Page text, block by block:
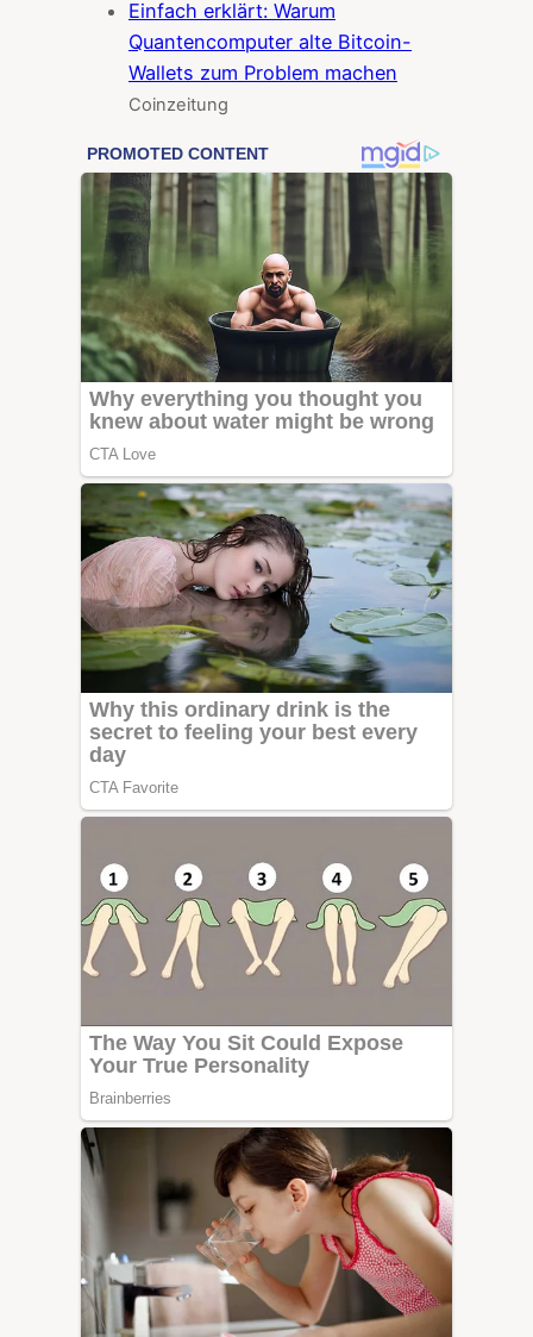
Einfach erklärt: Warum
Quantencomputer alte Bitcoin-
Wallets zum Problem machen
Coinzeitung